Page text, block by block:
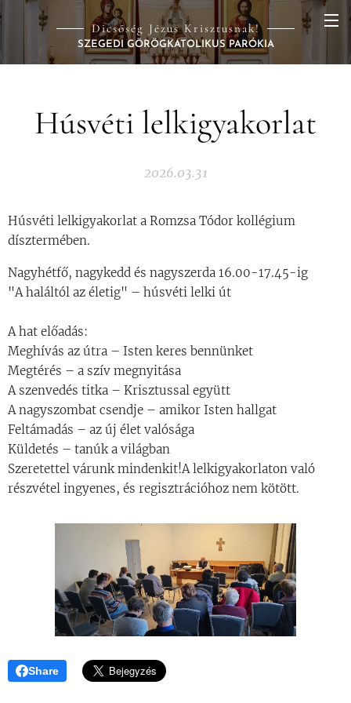
Dicsőség Jézus Krisztusnak!
SZEGEDI GÖRÖGKATOLIKUS PARÓKIA
Húsvéti lelkigyakorlat
2026.03.31
Húsvéti lelkigyakorlat a Romzsa Tódor kollégium
dísztermében.
Nagyhétfő, nagykedd és nagyszerda 16.00-17.45-ig
"A haláltól az életig" – húsvéti lelki út
A hat előadás:
Meghívás az útra – Isten keres bennünket
Megtérés – a szív megnyitása
A szenvedés titka – Krisztussal együtt
A nagyszombat csendje – amikor Isten hallgat
Feltámadás – az új élet valósága
Küldetés – tanúk a világban
Szeretettel várunk mindenkit!A lelkigyakorlaton való
részvétel ingyenes, és regisztrációhoz nem kötött.
Share